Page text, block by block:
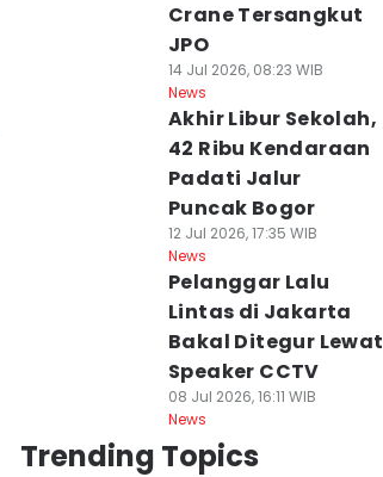
Crane Tersangkut
JPO
14 Jul 2026, 08:23 WIB
News
Akhir Libur Sekolah,
42 Ribu Kendaraan
Padati Jalur
Puncak Bogor
12 Jul 2026, 17:35 WIB
News
Pelanggar Lalu
Lintas di Jakarta
Bakal Ditegur Lewat
Speaker CCTV
08 Jul 2026, 16:11 WIB
News
Trending Topics